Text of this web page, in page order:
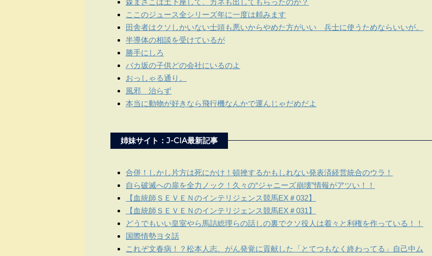
ここのジュース全シリーズ年に一度は頼みます
田舎者はクソしかいない士頭も悪いからやめた方がいい 兵士に使うためならいいが。
半導体の相談を受けているが
勝手にしろ
バカ坂の子供どの会社にいるのよ
おっしゃる通り。
風邪 治らず
本当に動物が好きなら飛行機なんかで運んじゃだめだよ
姉妹サイト：J-CIA最新記事
合併！しかし片方は死にかけ！頓挫するかもしれない発表済経営統合のウラ！
自ら破滅への扉を全力ノック！久々の“ジャニーズ崩壊”情報がアツい！！
【血統師ＳＥＶＥＮのインテリジェンス競馬EX＃032】
【血統師ＳＥＶＥＮのインテリジェンス競馬EX＃031】
どうでもいい皇室やら馬詰総理らの話しの裏でクソ役人は着々と利権を作っている！！
国際情勢ヨタ話
これぞ文春病！？松本人志、がん発覚に貢献した「とてつもなく終わってる」自己中ム